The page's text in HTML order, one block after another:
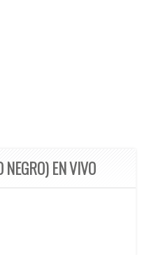
EN VIVO